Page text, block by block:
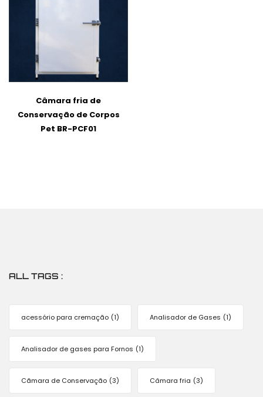
Câmara fria de
Conservação de Corpos
Pet BR-PCF01
ALL TAGS :
acessório para cremação (1) Analisador de Gases (1)
Analisador de gases para Fornos (1)
Cãmara de Conservação (3) Câmara fria (3)